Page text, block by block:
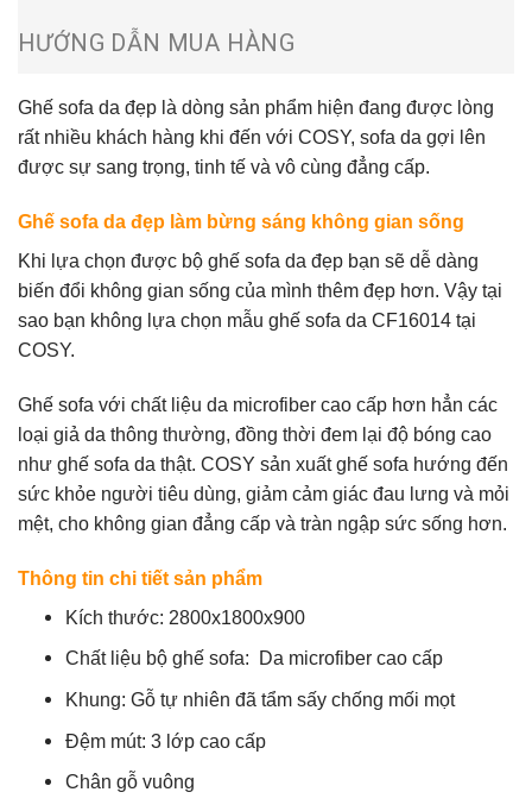
HƯỚNG DẪN MUA HÀNG
Ghế sofa da đẹp là dòng sản phẩm hiện đang được lòng
rất nhiều khách hàng khi đến với COSY, sofa da gợi lên
được sự sang trọng, tinh tế và vô cùng đẳng cấp.
Ghế sofa da đẹp làm bừng sáng không gian sống
Khi lựa chọn được bộ ghế sofa da đẹp bạn sẽ dễ dàng
biến đổi không gian sống của mình thêm đẹp hơn. Vậy tại
sao bạn không lựa chọn mẫu ghế sofa da CF16014 tại
COSY.
Ghế sofa với chất liệu da microfiber cao cấp hơn hẳn các
loại giả da thông thường, đồng thời đem lại độ bóng cao
như ghế sofa da thật. COSY sản xuất ghế sofa hướng đến
sức khỏe người tiêu dùng, giảm cảm giác đau lưng và mỏi
mệt, cho không gian đẳng cấp và tràn ngập sức sống hơn.
Thông tin chi tiết sản phẩm
Kích thước: 2800x1800x900
Chất liệu bộ ghế sofa: Da microfiber cao cấp
Khung: Gỗ tự nhiên đã tẩm sấy chống mối mọt
Đệm mút: 3 lớp cao cấp
Chân gỗ vuông